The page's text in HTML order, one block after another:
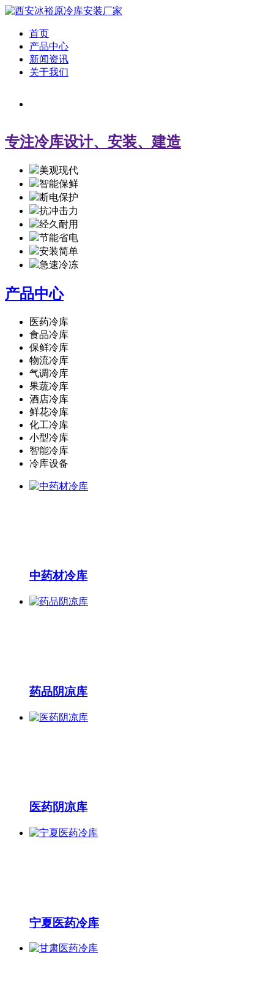
首页
产品中心
新闻资讯
关于我们
专注冷库设计、安装、建造
美观现代
智能保鲜
断电保护
抗冲击力
经久耐用
节能省电
安装简单
急速冷冻
产品中心
医药冷库
食品冷库
保鲜冷库
物流冷库
气调冷库
果蔬冷库
酒店冷库
鲜花冷库
化工冷库
小型冷库
智能冷库
冷库设备
中药材冷库
药品阴凉库
医药阴凉库
宁夏医药冷库